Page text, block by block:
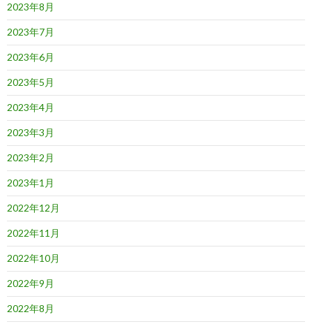
2023年8月
2023年7月
2023年6月
2023年5月
2023年4月
2023年3月
2023年2月
2023年1月
2022年12月
2022年11月
2022年10月
2022年9月
2022年8月